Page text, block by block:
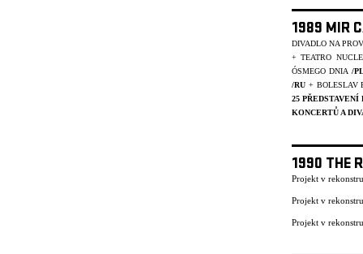
1989 MIR
DIVADLO NA
+ TEATRO
ÓSMEGO DNIA /
/RU + BOLESLAV
25
KONCERTŮ A
1990 THE
Projekt v
Projekt v
Projekt v